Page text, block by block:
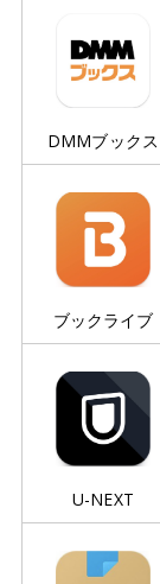
DMMブックス
ブックライブ
U-NEXT